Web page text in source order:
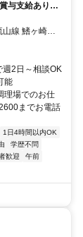
与支給あり★
線 鰭ヶ崎徒
分
2日～相談OK
能
理場でのお仕
までお電話
1日4時間以内OK
学歴不問
歓迎
午前